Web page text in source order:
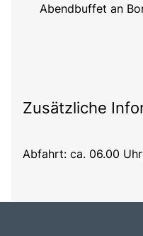
Abendbuffet an
Zusätzliche
Abfahrt: ca. 06.00